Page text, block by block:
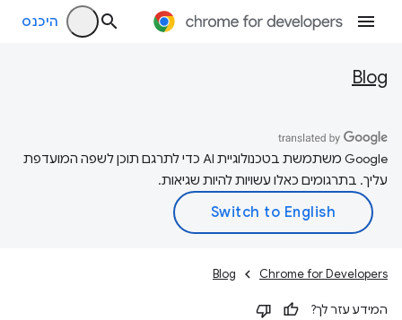
היכנס
Blog
‫Google משתמשת בטכנולוגיית AI כדי לתרגם תוכן לשפה המועדפת
עליך. בתרגומים כאלו עשויות להיות שגיאות.
Chrome for Developers
Blog
המידע עזר לך?